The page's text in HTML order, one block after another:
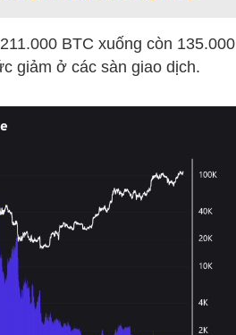
BTC xuống còn 135.000
giảm ở các sàn giao dịch.